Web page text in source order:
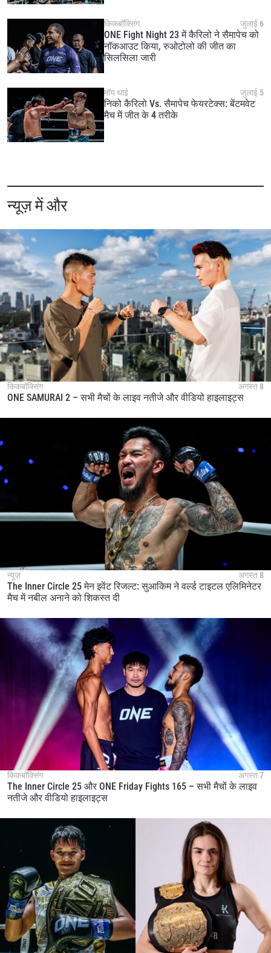
किकबॉक्सिंग जुलाई 6
ONE Fight Night 23 में कैरिलो ने सैमापेच को
नॉकआउट किया, रुओटोलो की जीत का
सिलसिला जारी
मॉय थाई जुलाई 5
निको कैरिलो Vs. सैमापेच फेयरटेक्स: बेंटमवेट
मैच में जीत के 4 तरीके
न्यूज़ में और
किकबॉक्सिंग अगस्त 8
ONE SAMURAI 2 – सभी मैचों के लाइव नतीजे और वीडियो हाइलाइट्स
न्यूज़ अगस्त 8
The Inner Circle 25 मेन इवेंट रिजल्ट: सुआकिम ने वर्ल्ड टाइटल एलिमिनेटर
मैच में नबील अनाने को शिकस्त दी
किकबॉक्सिंग अगस्त 7
The Inner Circle 25 और ONE Friday Fights 165 – सभी मैचों के लाइव
नतीजे और वीडियो हाइलाइट्स